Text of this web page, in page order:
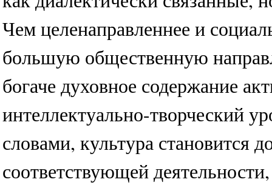
Чем целенаправленнее и
большую общественную
богаче духовное содержание
интеллектуально-творческий
словами, культура становится
соответствующей